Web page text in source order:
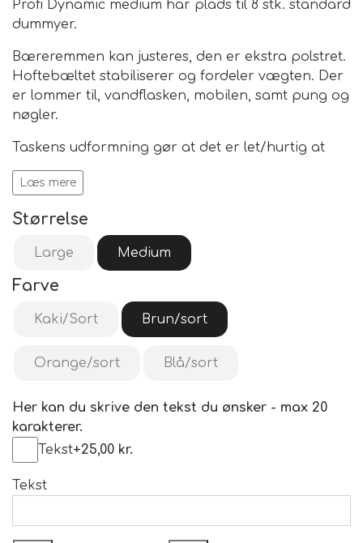
Profi Dynamic medium har plads til 8 stk. standard
dummyer.
Bæreremmen kan justeres, den er ekstra polstret.
Hoftebæltet stabiliserer og fordeler vægten. Der
er lommer til, vandflasken, mobilen, samt pung og
nøgler.
Taskens udformning gør at det er let/hurtig at
af net, hvor du kan lægge dine våde dummyer.
Den er let at rengøre da indersiden er vandtæt
og kan aftørres med en våd klud.
M - 30 x 26 x 12 cm,
Vægt ca. 650g..
Læs mere
Størrelse
Large Medium
Farve
Kaki/Sort Brun/sort
Orange/sort Blå/sort
Her kan du skrive den tekst du ønsker - max 20
karakterer.
Tekst+25,00 kr.
Tekst